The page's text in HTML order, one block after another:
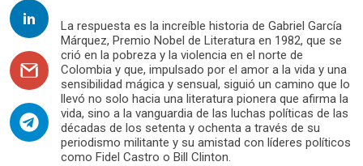
La respuesta es la increíble historia de Gabriel García
Márquez, Premio Nobel de Literatura en 1982, que se
crió en la pobreza y la violencia en el norte de
Colombia y que, impulsado por el amor a la vida y una
sensibilidad mágica y sensual, siguió un camino que lo
llevó no solo hacia una literatura pionera que afirma la
vida, sino a la vanguardia de las luchas políticas de las
décadas de los setenta y ochenta a través de su
periodismo militante y su amistad con líderes políticos
como Fidel Castro o Bill Clinton.